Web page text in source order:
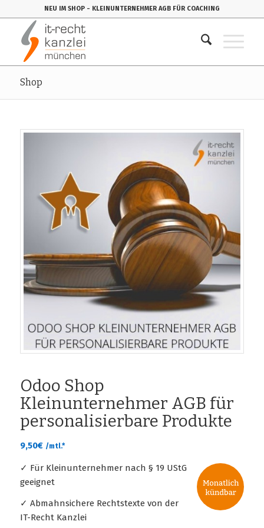
NEU IM SHOP - KLEINUNTERNEHMER AGB FÜR COACHING
Shop
Odoo Shop
Kleinunternehmer AGB für
personalisierbare Produkte
9,50€ /mtl.*
✓ Für Kleinunternehmer nach § 19 UStG
geeignet
✓ Abmahnsichere Rechtstexte von der
IT-Recht Kanzlei